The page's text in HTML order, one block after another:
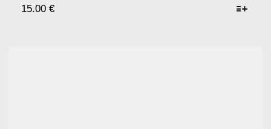
15.00 €